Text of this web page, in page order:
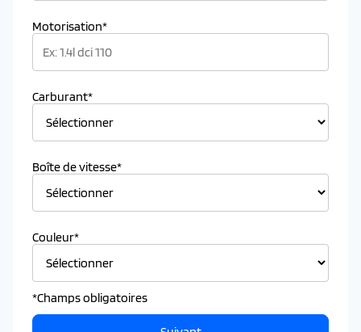
Motorisation*
Carburant*
Boîte de vitesse*
Couleur*
*Champs obligatoires